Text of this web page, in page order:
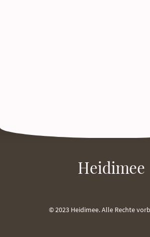
Heidimee
© 2023 Heidimee. Alle Rechte